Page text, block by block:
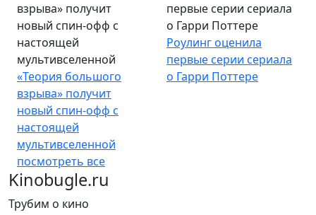
взрыва» получит
новый спин-офф с
настоящей
мультивселенной
«Теория большого
взрыва» получит
новый спин-офф с
настоящей
мультивселенной
первые серии сериала
о Гарри Поттере
Роулинг оценила
первые серии сериала
о Гарри Поттере
посмотреть все
Kinobugle.ru
Трубим о кино